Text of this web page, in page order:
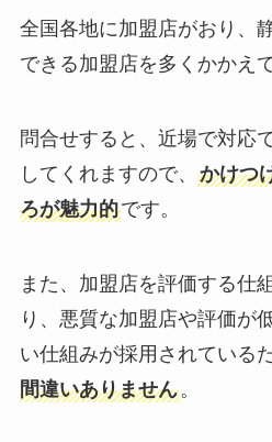
全国各地に加盟店がおり、
できる加盟店を多くかかえ
問合せすると、近場で対応
してくれますので、 かけつ
ろが魅力的です。
また、加盟店を評価する仕
り、悪質な加盟店や評価が
い仕組みが採用されているた
間違いありません。